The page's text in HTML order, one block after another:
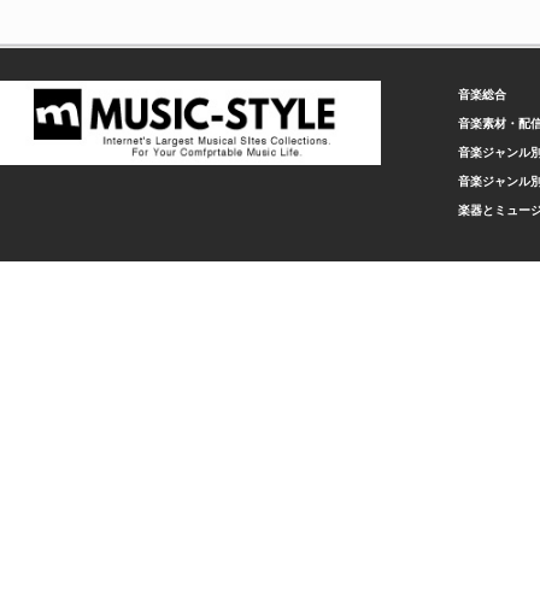
音楽総合
音楽素材・配
音楽ジャンル
音楽ジャンル
楽器とミュー